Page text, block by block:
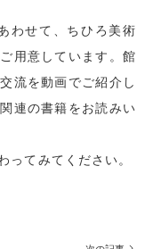
わせて、ちひろ美術
用意しています。館
流を動画でご紹介し
連の書籍をお読みい
てみてください。